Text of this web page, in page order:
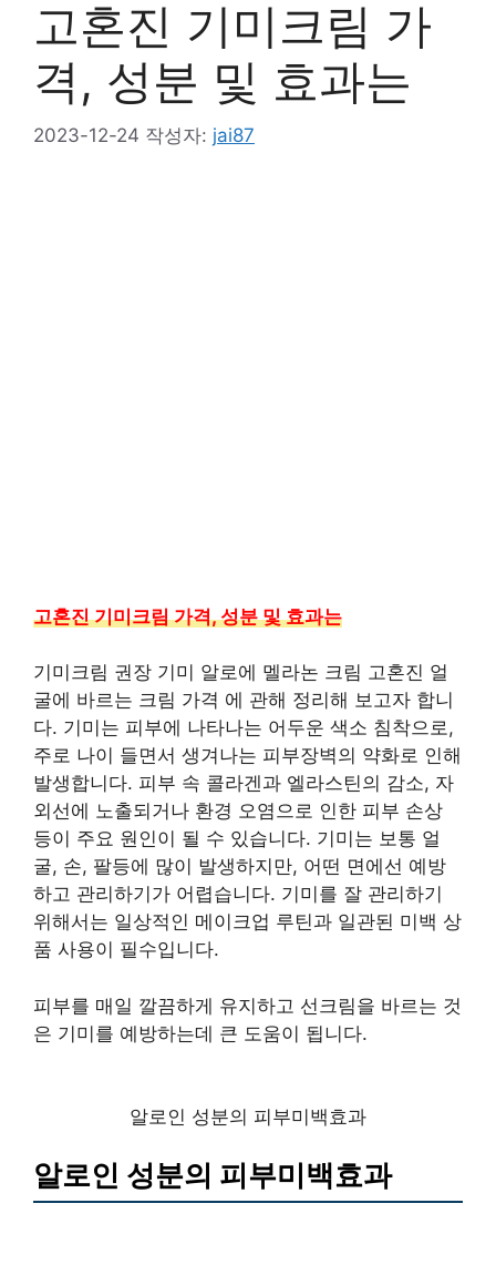
고혼진 기미크림 가
격, 성분 및 효과는
2023-12-24 작성자: jai87
고혼진 기미크림 가격, 성분 및 효과는
기미크림 권장 기미 알로에 멜라논 크림 고혼진 얼
굴에 바르는 크림 가격 에 관해 정리해 보고자 합니
다. 기미는 피부에 나타나는 어두운 색소 침착으로,
주로 나이 들면서 생겨나는 피부장벽의 약화로 인해
발생합니다. 피부 속 콜라겐과 엘라스틴의 감소, 자
외선에 노출되거나 환경 오염으로 인한 피부 손상
등이 주요 원인이 될 수 있습니다. 기미는 보통 얼
굴, 손, 팔등에 많이 발생하지만, 어떤 면에선 예방
하고 관리하기가 어렵습니다. 기미를 잘 관리하기
위해서는 일상적인 메이크업 루틴과 일관된 미백 상
품 사용이 필수입니다.
피부를 매일 깔끔하게 유지하고 선크림을 바르는 것
은 기미를 예방하는데 큰 도움이 됩니다.
알로인 성분의 피부미백효과
알로인 성분의 피부미백효과